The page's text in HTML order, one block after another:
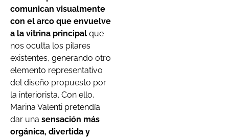
comunican visualmente
con el arco que envuelve
a la vitrina principal que
nos oculta los pilares
existentes, generando otro
elemento representativo
del diseño propuesto por
la interiorista. Con ello,
Marina Valenti pretendía
dar una sensación más
orgánica, divertida y